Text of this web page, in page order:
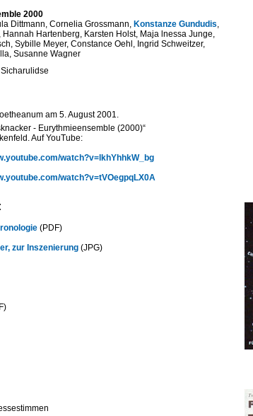
2000
Dittmann, Cornelia Grossmann, Konstanze Gundudis,
Hannah Hartenberg, Karsten Holst, Maja lnessa Junge,
Sybille Meyer, Constance Oehl, Ingrid Schweitzer,
Susanne Wagner
am 5. August 2001.
- Eurythmieensemble (2000)“
Auf YouTube:
watch?v=lkhYhhkW_bg
watch?v=tVOegpqLX0A
(PDF)
zur Inszenierung (JPG)